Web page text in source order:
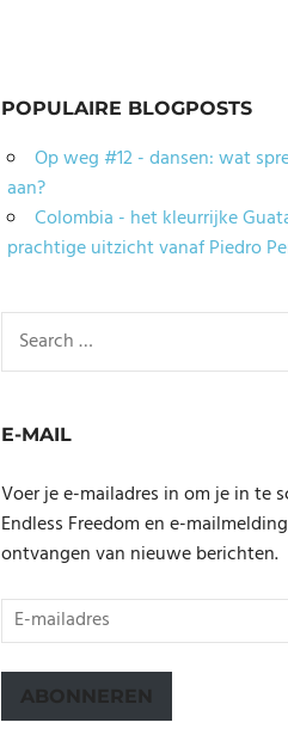
POPULAIRE BLOGPOSTS
Op weg #12 - dansen: wat
aan?
Colombia - het kleurrijke
prachtige uitzicht vanaf Piedro
for:
E-MAIL
Voer je e-mailadres in om je in te
Endless Freedom en e-
ontvangen van nieuwe berichten.
E-
mailadres
ABONNEREN